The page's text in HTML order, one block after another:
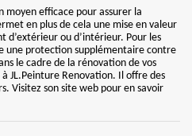
moyen efficace pour assurer la
en plus de cela une mise en valeur
d’extérieur ou d’intérieur. Pour les
une protection supplémentaire contre
le cadre de la rénovation de vos
JL.Peinture Renovation. Il offre des
Visitez son site web pour en savoir